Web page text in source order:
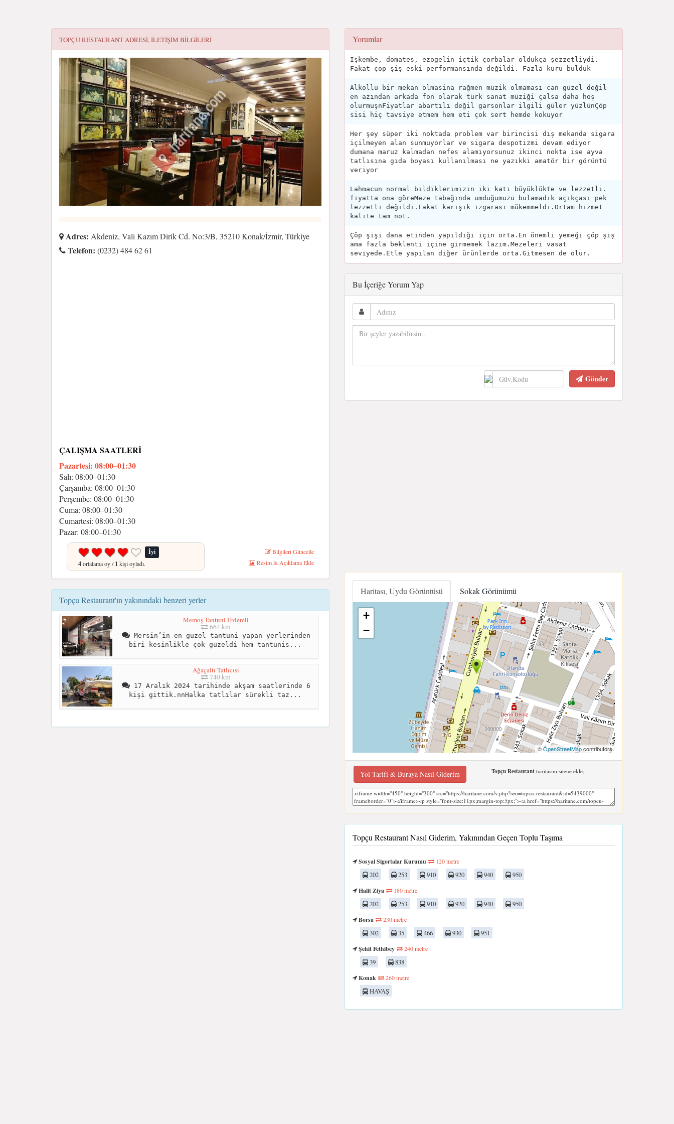
TOPÇU RESTAURANTADRESI, ILETIŞIM BILGILERI
Adres: Akdeniz, Vali Kazım Dirik Cd. No:3/B, 35210 Konak/İzmir, Türkiye
Telefon: (0232) 484 62 61
ÇALIŞMA SAATLERI
Pazartesi: 08:00–01:30
Salı: 08:00–01:30
Çarşamba: 08:00–01:30
Perşembe: 08:00–01:30
Cuma: 08:00–01:30
Cumartesi: 08:00–01:30
Pazar: 08:00–01:30
İyi
4ortalama oy /1 kişi oyladı.
Bilgileri Güncelle
Resim & Açıklama Ekle
Topçu Restaurant'ın yakınındaki benzeri yerler
Memoş Tantuni Erdemli
664 km
Mersin’in en güzel tantuni yapan yerlerinden
biri kesinlikle çok güzeldi hem tantunis...
Ağaçaltı Tatlıcısı
740 km
17 Aralık 2024 tarihinde akşam saatlerinde 6
kişi gittik.nnHalka tatlılar sürekli taz...
Yorumlar
İşkembe, domates, ezogelin içtik çorbalar oldukça şezzetliydi.
Fakat çöp şiş eski performansında değildi. Fazla kuru bulduk
Alkollü bir mekan olmasina rağmen müzik olmaması can güzel değil
en azından arkada fon olarak türk sanat müziği çalsa daha hoş
olurmuşnFiyatlar abartılı değil garsonlar ilgili güler yüzlünÇöp
sisi hiç tavsiye etmem hem eti çok sert hemde kokuyor
Her şey süper iki noktada problem var birincisi dış mekanda sigara
içilmeyen alan sunmuyorlar ve sigara despotizmi devam ediyor
dumana maruz kalmadan nefes alamıyorsunuz ikinci nokta ise ayva
tatlısına gıda boyası kullanılması ne yazıkki amatör bir görüntü
veriyor
Lahmacun normal bildiklerimizin iki katı büyüklükte ve lezzetli.
fiyatta ona göreMeze tabağında umduğumuzu bulamadık açıkçası pek
lezzetli değildi.Fakat karışık ızgarası mükemmeldi.Ortam hizmet
kalite tam not.
Çöp şişi dana etinden yapıldığı için orta.En önemli yemeği çöp şiş
ama fazla beklenti içine girmemek lazım.Mezeleri vasat
seviyede.Etle yapılan diğer ürünlerde orta.Gitmesen de olur.
Bu İçeriğe Yorum Yap
Gönder
Haritası, Uydu Görüntüsü Sokak Görünümü
+
−
©OpenStreetMapcontributors
Yol Tarifi & Buraya Nasıl Giderim Topçu Restaurantharitasını sitene ekle;
Topçu Restaurant Nasıl Giderim, Yakınından Geçen Toplu Taşıma
Sosyal Sigortalar Kurumu 120 metre
202 253 910 920 940
950
Halit Ziya
180 metre
202 253 910 920 940
950
Borsa
230 metre
302 35 466 930
951
Şehit Fethibey
240 metre
39
838
Konak
260 metre
HAVAŞ